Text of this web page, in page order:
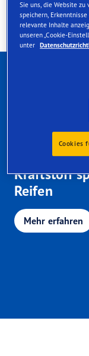
Kraftstoff
Reifen
Mehr erfahren
Sie uns, die Website
speichern,
relevante Inhalte
unseren „Cookie-
unter
Cookies